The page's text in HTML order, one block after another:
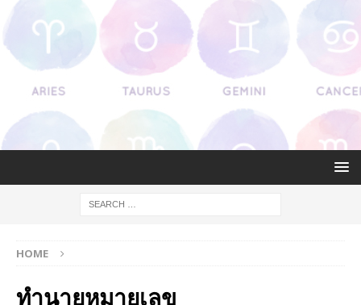
HOME
ทำนายหมายเลข